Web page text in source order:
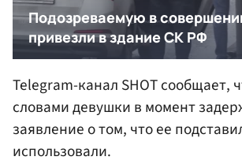
Telegram-канал SHOT сообщает,
словами девушки в момент
заявление о том, что ее
использовали.